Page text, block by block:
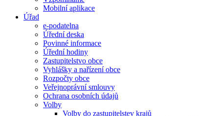
Mobilní aplikace
Úřad
e-podatelna
Úřední deska
Povinné informace
Úřední hodiny
Zastupitelstvo obce
Vyhlášky a nařízení obce
Rozpočty obce
Veřejnoprávní smlouvy
Ochrana osobních údajů
Volby
Volby do zastupitelstev krajů